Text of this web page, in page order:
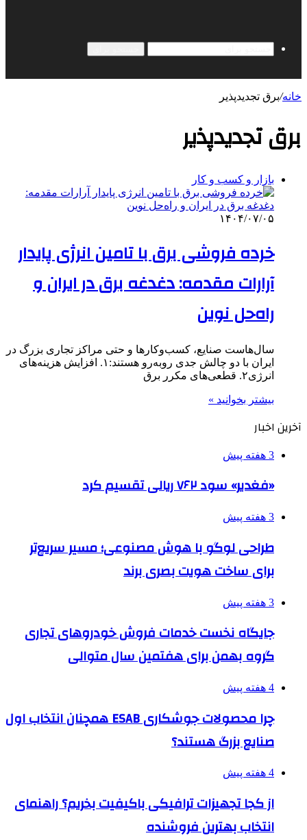
خانه/برق تجدیدپذیر
برق تجدیدپذیر
بازار و کسب و کار
۱۴۰۴/۰۷/۰۵
خرده فروشی برق با تامین انرژی پایدار
آرارات مقدمه: دغدغه برق در ایران و
راه‌حل نوین
سال‌هاست صنایع، کسب‌وکارها و حتی مراکز تجاری بزرگ در
ایران با دو چالش جدی روبه‌رو هستند:۱. افزایش هزینه‌های
انرژی۲. قطعی‌های مکرر برق
بیشتر بخوانید »
آخرین اخبار
3 هفته پیش
«فغدیر» سود ۷۶۲ ریالی تقسیم کرد
3 هفته پیش
طراحی لوگو با هوش مصنوعی؛ مسیر سریع‌تر
برای ساخت هویت بصری برند
3 هفته پیش
جایگاه نخست خدمات فروش خودروهای تجاری
گروه بهمن برای هفتمین سال متوالی
4 هفته پیش
چرا محصولات جوشکاری ESAB همچنان انتخاب اول
صنایع بزرگ هستند؟
4 هفته پیش
از کجا تجهیزات ترافیکی باکیفیت بخریم؟ راهنمای
انتخاب بهترین فروشنده